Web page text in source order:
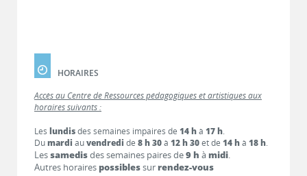
HORAIRES
Accès au Centre de Ressources pédagogiques et artistiques aux
horaires suivants :
Les lundisdes semaines impaires de 14 hà 17 h.
Dumardi auvendredi de 8 h 30à 12 h 30et de 14 hà 18 h.
Lessamedisdes semaines paires de9 h à midi.
Autres horaires possiblessur rendez-vous